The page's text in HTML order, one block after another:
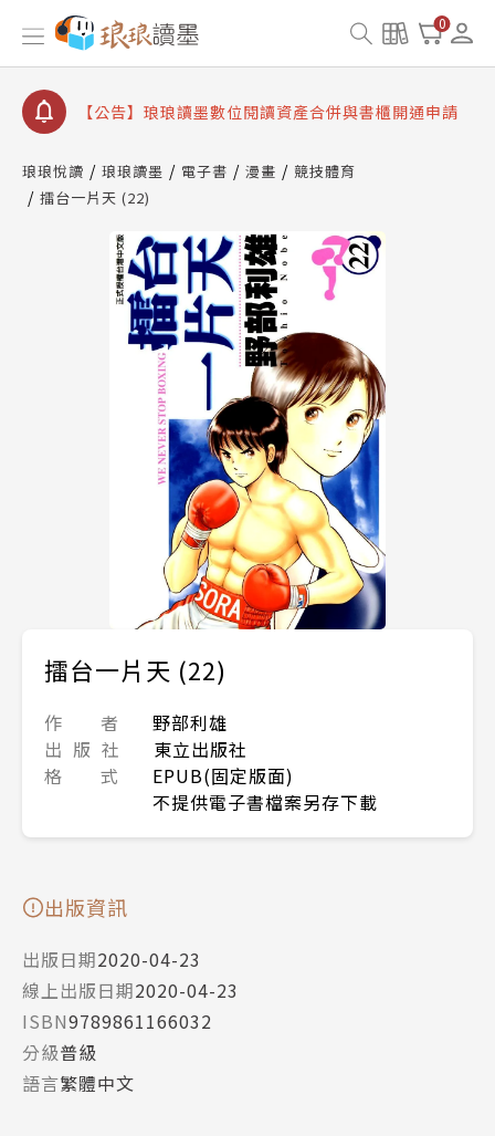
0
【公告】因 Readmoo 讀墨系統維護中，本站同步暫
停部分閱讀服務
【公告】琅琅讀墨數位閱讀資產合併與書櫃開通申請
【公告】琅琅讀墨書櫃開通常見問題
請圖文教學
【公告】琅琅書店服務升級重要說明及資產合併結果
【公告】因 Readmoo 讀墨系統維護中，本站同步暫
停部分閱讀服務
琅琅悅讀 琅琅讀墨 電子書 漫畫
競技體育
擂台一片天 (22)
擂台一片天 (22)
作 者
野部利雄
出 版 社
東立出版社
格 式
EPUB(固定版面)
不提供電子書檔案另存下載
出版資訊
出版日期2020-04-23
線上出版日期2020-04-23
ISBN9789861166032
分級普級
語言繁體中文